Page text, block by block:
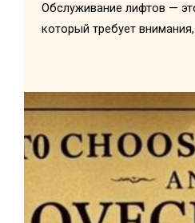
Обслуживание лифтов —
который требует